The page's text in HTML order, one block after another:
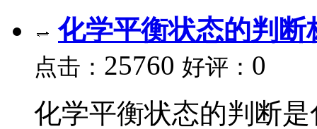
化学平衡状态的判断
点击： 25760 好评： 0
化学平衡状态的判断